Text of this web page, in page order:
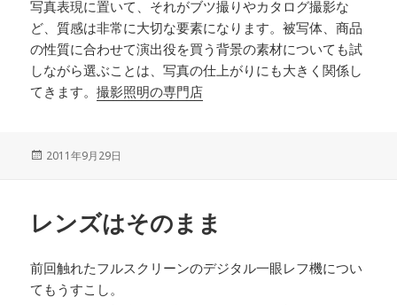
写真表現に置いて、それがブツ撮りやカタログ撮影な
ど、質感は非常に大切な要素になります。被写体、商品
の性質に合わせて演出役を買う背景の素材についても試
しながら選ぶことは、写真の仕上がりにも大きく関係し
てきます。撮影照明の専門店
投
2011年9月29日
レンズはそのまま
前回触れたフルスクリーンのデジタル一眼レフ機につい
てもうすこし。